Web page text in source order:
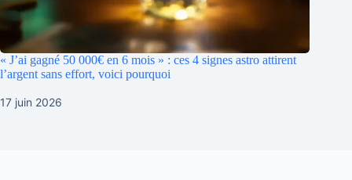
« J’ai gagné 50 000€ en 6 mois » : ces 4 signes astro attirent
l’argent sans effort, voici pourquoi
17 juin 2026